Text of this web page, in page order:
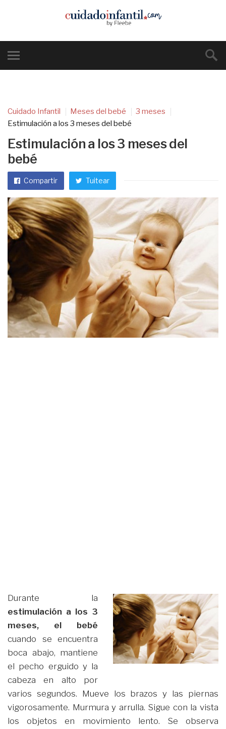
Cuidado Infantil Meses del bebé
3 meses
Estimulación a los 3 meses del bebé
Estimulación a los 3 meses del
bebé
Compartir Tuitear
Durante la
estimulación a los 3
meses, el bebé
cuando se encuentra
boca abajo, mantiene
el pecho erguido y la
cabeza en alto por
varios segundos. Mueve los brazos y las piernas
vigorosamente. Murmura y arrulla. Sigue con la vista
los objetos en movimiento lento. Se observa